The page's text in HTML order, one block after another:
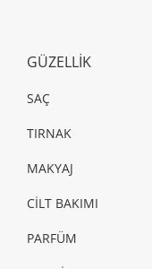
GÜZELLİK
SAÇ
TIRNAK
MAKYAJ
CİLT BAKIMI
PARFÜM